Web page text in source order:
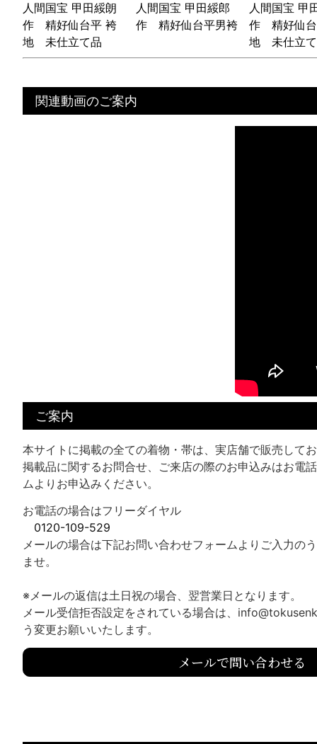
人間国宝 甲田綏朗
作 精好仙台平 袴
地 未仕立て品
人間国宝 甲田綏郎
作 精好仙台平男袴
人間国宝 甲
作 精好仙
地 未仕立
関連動画のご案内
ご案内
本サイトに掲載の全ての着物・帯は、実店舗で販売して
掲載品に関するお問合せ、ご来店の際のお申込みはお電
ムよりお申込みください。
お電話の場合はフリーダイヤル
0120-109-529
メールの場合は下記お問い合わせフォームよりご入力の
ませ。
※メールの返信は土日祝の場合、翌営業日となります。
メール受信拒否設定をされている場合は、
う変更お願いいたします。
メールで問い合わせる